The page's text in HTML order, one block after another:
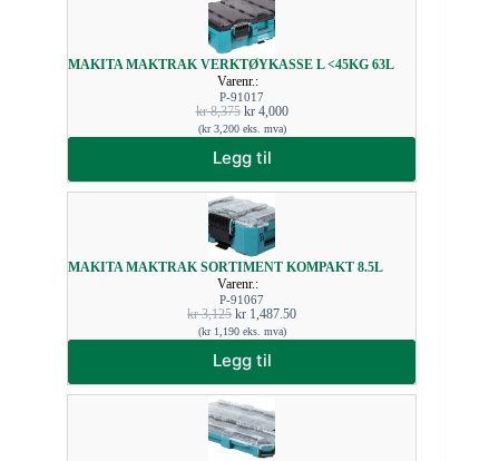
MAKITA MAKTRAK VERKTØYKASSE L <45KG 63L
Varenr.:
P-91017
kr8,375 kr4,000
(kr3,200eks. mva)
Legg til
MAKITA MAKTRAK SORTIMENT KOMPAKT 8.5L
Varenr.:
P-91067
kr3,125 kr 1,487.50
(kr1,190eks. mva)
Legg til